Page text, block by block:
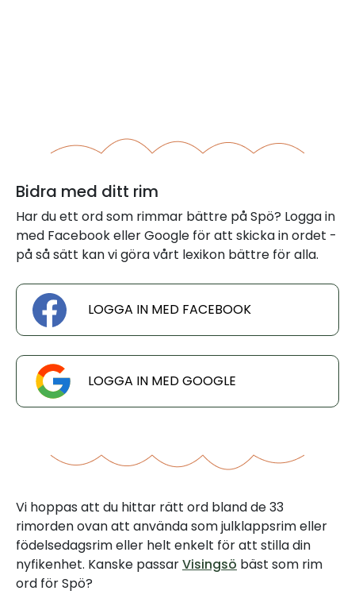
Bidra med ditt rim
Har du ett ord som rimmar bättre på Spö? Logga in
med Facebook eller Google för att skicka in ordet -
på så sätt kan vi göra vårt lexikon bättre för alla.
LOGGA IN MED FACEBOOK
LOGGA IN MED GOOGLE
Vi hoppas att du hittar rätt ord bland de 33
rimorden ovan att använda som julklappsrim eller
födelsedagsrim eller helt enkelt för att stilla din
nyfikenhet. Kanske passarVisingsö bäst som rim
ord för Spö?